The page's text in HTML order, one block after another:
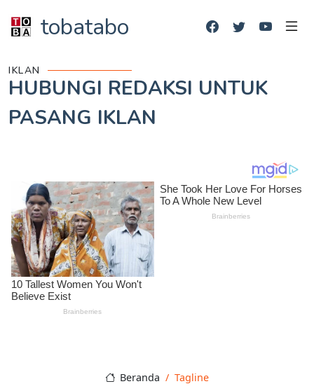
tobatabo
IKLAN
HUBUNGI REDAKSI UNTUK
PASANG IKLAN
Beranda Tagline